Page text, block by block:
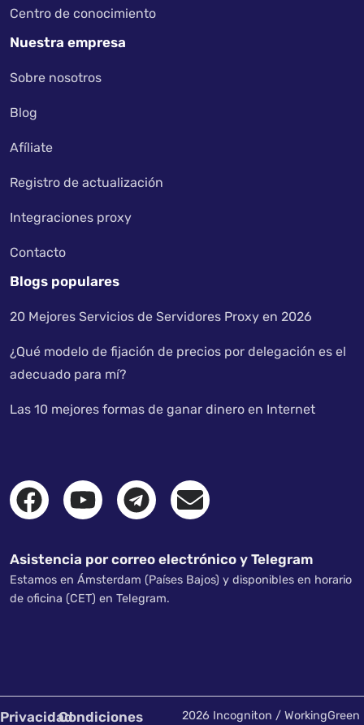
Centro de conocimiento
Nuestra empresa
Sobre nosotros
Blog
Afíliate
Registro de actualización
Integraciones proxy
Contacto
Blogs populares
20 Mejores Servicios de Servidores Proxy en 2026
¿Qué modelo de fijación de precios por delegación es el
adecuado para mí?
Las 10 mejores formas de ganar dinero en Internet
Asistencia por correo electrónico y Telegram
Estamos en Ámsterdam (Países Bajos) y disponibles en horario
de oficina (CET) en Telegram.
2026 Incogniton / WorkingGreen
PrivacidadCondiciones